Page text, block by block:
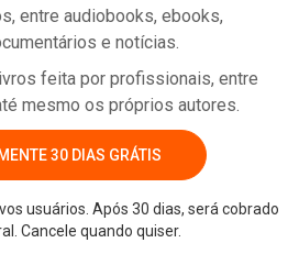
entre audiobooks, ebooks,
e notícias.
feita por profissionais, entre
mesmo os próprios autores.
30 DIAS GRÁTIS
usuários. Após 30 dias, será cobrado
Cancele quando quiser.